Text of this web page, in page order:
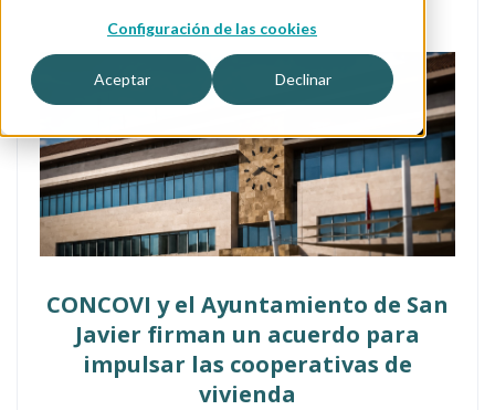
Configuración de las cookies
Aceptar Declinar
CONCOVI y el Ayuntamiento de San
Javier firman un acuerdo para
impulsar las cooperativas de
vivienda